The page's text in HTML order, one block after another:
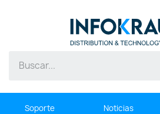
Soporte Noticias